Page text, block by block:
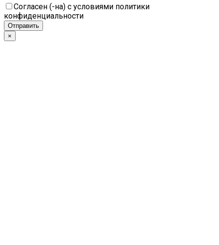
Согласен (-на) с условиями политики
конфиденциальности
×